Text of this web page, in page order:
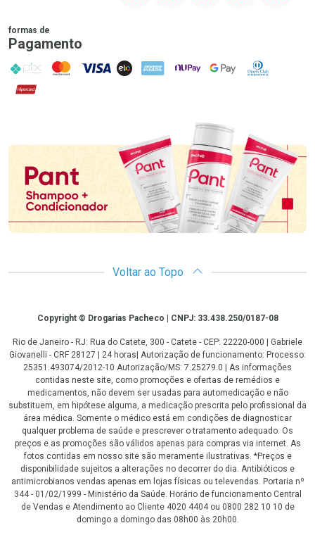
formas de
Pagamento
PIX MasterCard
VISA ELO AMEX NuPay Google PayDiners Club
Hipercard
Promoção em Destaque
Voltar ao Topo
CopyrightCopyright © Drogarias Pacheco | CNPJ: 33.438.250/0187-08
Rio de Janeiro - RJ: Rua do Catete, 300 - Catete - CEP: 22220-000 | Gabriele
Giovanelli - CRF 28127 | 24 horas| Autorização de funcionamento: Processo:
25351.493074/2012-10 Autorização/MS: 7.25279.0 | As informações
contidas neste site, como promoções e ofertas de remédios e
medicamentos, não devem ser usadas para automedicação e não
substituem, em hipótese alguma, a medicação prescrita pelo profissional da
área médica. Somente o médico está em condições de diagnosticar
qualquer problema de saúde e prescrever o tratamento adequado. Os
preços e as promoções são válidos apenas para compras via internet. As
fotos contidas em nosso site são meramente ilustrativas. *Preços e
disponibilidade sujeitos a alterações no decorrer do dia. Antibióticos e
antimicrobianos vendas apenas em lojas físicas ou televendas. Portaria nº
344 - 01/02/1999 - Ministério da Saúde. Horário de funcionamento Central
de Vendas e Atendimento ao Cliente 4020 4404 ou 0800 282 10 10 de
domingo a domingo das 08h00 às 20h00.